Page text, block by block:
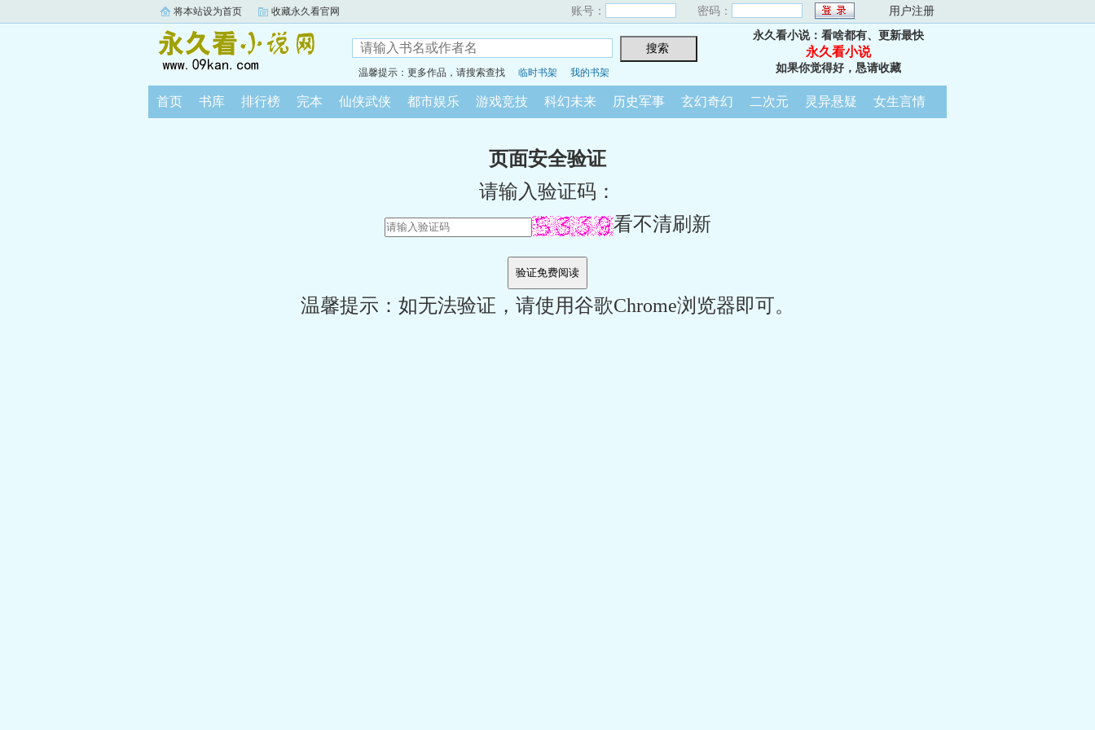
将本站设为首页 收藏永久看官网 账号： 密码： 用户注册
温馨提示：更多作品，请搜索查找 临时书架 我的书架
永久看小说：看啥都有、更新最快
永久看小说
如果你觉得好，恳请收藏
首页 书库 排行榜 完本 仙侠武侠 都市娱乐 游戏竞技 科幻未来 历史军事 玄幻奇幻 二次元 灵异悬疑 女生言情
页面安全验证
请输入验证码：
看不清刷新
温馨提示：如无法验证，请使用谷歌Chrome浏览器即可。